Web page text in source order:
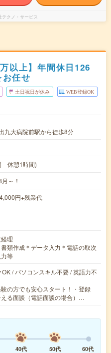
テクノ・サービス
以上】年間休日126
任せ
土日祝日が休み WEB登録OK
九大病院前駅から徒歩8分
休憩1時間)
～！
円+残業代
理
類作成＊データ入力＊電話の取次
等
/ パソコンスキル不要 / 英語力不
の方でも安心スタート！・登録
る面談（電話面談の場合）…
40代 50代
60代